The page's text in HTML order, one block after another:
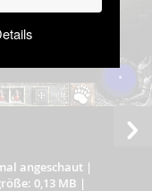
angeschaut |
0,13 MB |